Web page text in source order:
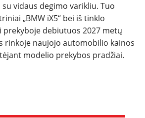
vidaus degimo varikliu. Tuo
„BMW iX5“ bei iš tinklo
debiutuos 2027 metų
rinkoje naujojo automobilio kainos
modelio prekybos pradžiai.